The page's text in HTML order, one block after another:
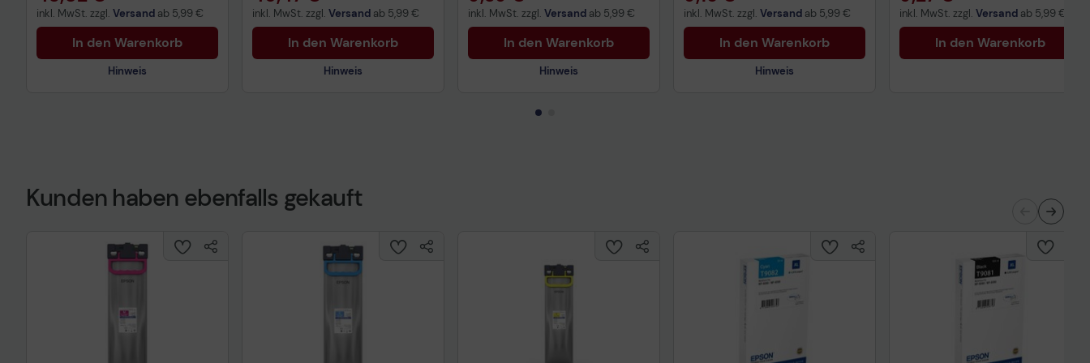
inkl. MwSt. zzgl. Versand ab 5,99 €
In den Warenkorb
Hinweis
inkl. MwSt. zzgl. Versand ab 5,99 €
In den Warenkorb
Hinweis
inkl. MwSt. zzgl. Versand ab 5,99 €
In den Warenkorb
Hinweis
inkl. MwSt. zzgl. Versand ab 5,99 €
In den Warenkorb
Hinweis
inkl. MwSt. zzgl. Versand ab 5,99 €
In den Warenkorb
Kunden haben ebenfalls gekauft